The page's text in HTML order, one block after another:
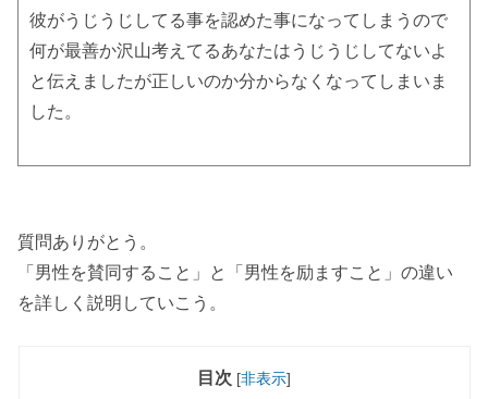
彼がうじうじしてる事を認めた事になってしまうので
何が最善か沢山考えてるあなたはうじうじしてないよ
と伝えましたが正しいのか分からなくなってしまいま
した。
質問ありがとう。
「男性を賛同すること」と「男性を励ますこと」の違い
を詳しく説明していこう。
目次 [非表示]